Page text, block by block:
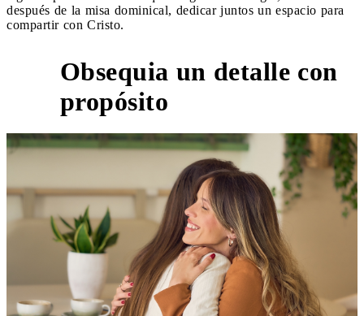
después de la misa dominical, dedicar juntos un espacio para
compartir con Cristo.
Obsequia un detalle con
propósito